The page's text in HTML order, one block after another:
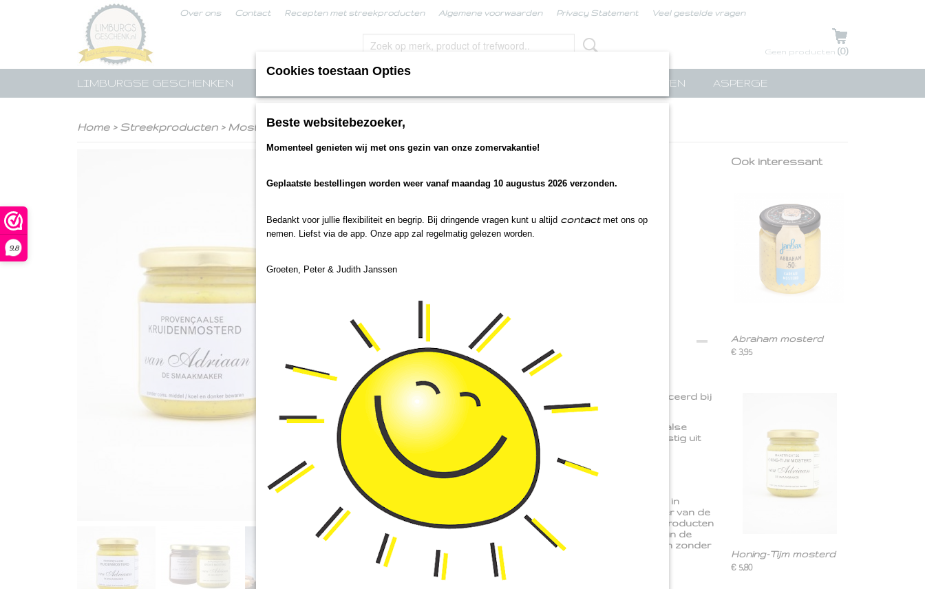
9,8
Over ons Contact Recepten met streekproducten Algemene voorwaarden Privacy Statement Veel gestelde vragen
UW WINKELWAGEN
Geen producten (0)
LIMBURGSE GESCHENKEN LIMBURGSE KERSTPAKKETTEN ASPERGE
Home> Streekproducten> Mosterd>Provençaalse kruiden mosterd
€ 5,80
✓ Op voorraad - Levertijd binnen 1 a 2 werkdagen
Aantal
Omschrijving
Provençaalse kruiden mosterd
Deze provençaalse kruiden mosterd wordt ambachtelijk geproduceerd bij
Adriaan de smaakmaker in Maastricht.
Deze ambachtelijke mosterd is gemaakt met honing en provençaalse
kruiden. De honing die Adriaan de Smaakmaker gebruikt is afkomstig uit
het Stadspark van Maastricht.
Wist u dat
Adriaan de Smaakmaker is al sinds 1985 aan de St. Pieterstraat 36 in
Maastricht te vinden. De naam van de eerste eigenaar en oprichter van de
winkel is, hoe kan het ook anders, Adriaan. De bereiding van alle producten
door de huidige eigenaren James en Angeliek vindt plaats achter in de
winkel, op ambachtelijke wijze met alleen natuurlijke ingrediënten en zonder
kunstmatige toevoegingen.
Ook interessant
Abraham mosterd
€ 3,95
Honing-Tijm mosterd
€ 5,80
Cookies toestaan Opties
Beste websitebezoeker,
Momenteel genieten wij met ons gezin van onze zomervakantie!
Geplaatste bestellingen worden weer vanaf maandag 10 augustus 2026 verzonden.
Bedankt voor jullie flexibiliteit en begrip. Bij dringende vragen kunt u altijd contactmet ons op
nemen. Liefst via de app. Onze app zal regelmatig gelezen worden.
Groeten, Peter & Judith Janssen